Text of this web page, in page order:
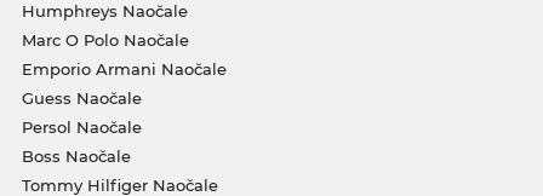
Humphreys Naočale
Marc O Polo Naočale
Emporio Armani Naočale
Guess Naočale
Persol Naočale
Boss Naočale
Tommy Hilfiger Naočale